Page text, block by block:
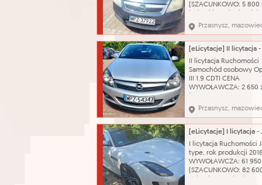
(SZACUNKOWO: 5 800
rejestracyjny Nazwa
katalogowa: Samochód
osobowy Marka: Opel
Zafira Typ nadwozia:
Pojemność silnika: 1910
Rodzaj paliwa: olej
Rok produkcji: 2006 Skr
Przasnysz,
II licytacja Ruchomości
Samochód osobowy
III 1.9 CDTI CENA
WYWOŁAWCZA: 2 650
Jeden kluczyk, dowód
rejestracyjny Nazwa
katalogowa: Samochód
osobowy Marka: Opel
Astra Typ nadwozia:
3-D Pojemność silnika:
Rodzaj paliwa: olej
Przasnysz,
I licytacja Ruchomości
type, rok produkcji
WYWOŁAWCZA: 61 950
(SZACUNKOWO: 82